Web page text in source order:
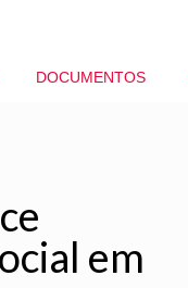
DOCUMENTOS
em